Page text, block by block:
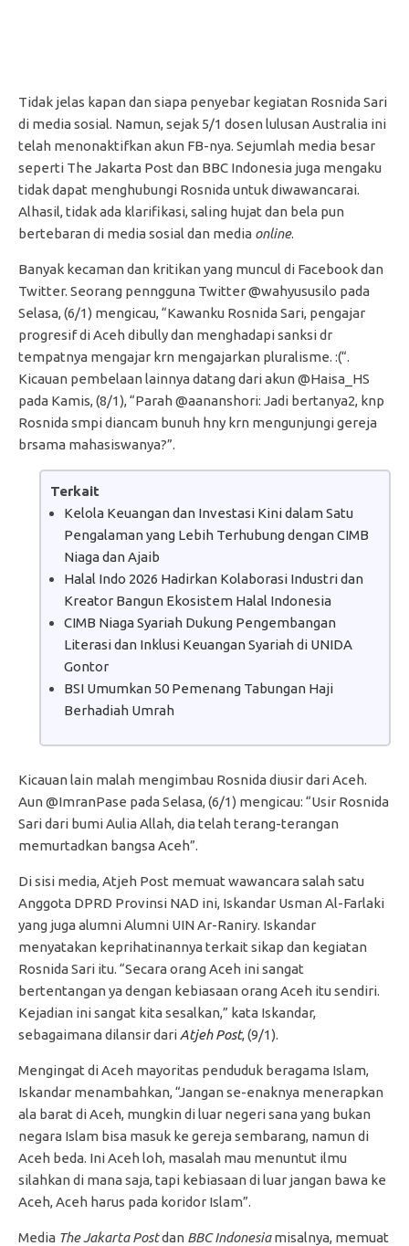
Tidak jelas kapan dan siapa penyebar kegiatan Rosnida Sari
di media sosial. Namun, sejak 5/1 dosen lulusan Australia ini
telah menonaktifkan akun FB-nya. Sejumlah media besar
seperti The Jakarta Post dan BBC Indonesia juga mengaku
tidak dapat menghubungi Rosnida untuk diwawancarai.
Alhasil, tidak ada klarifikasi, saling hujat dan bela pun
bertebaran di media sosial dan media online.
Banyak kecaman dan kritikan yang muncul di Facebook dan
Twitter. Seorang penngguna Twitter ‏@wahyususilo pada
Selasa, (6/1) mengicau, “Kawanku Rosnida Sari, pengajar
progresif di Aceh dibully dan menghadapi sanksi dr
tempatnya mengajar krn mengajarkan pluralisme. :(“.
Kicauan pembelaan lainnya datang dari akun ‏@Haisa_HS
pada Kamis, (8/1), “Parah @aananshori: Jadi bertanya2, knp
Rosnida smpi diancam bunuh hny krn mengunjungi gereja
brsama mahasiswanya?”.
Terkait
Kelola Keuangan dan Investasi Kini dalam Satu
Pengalaman yang Lebih Terhubung dengan CIMB
Niaga dan Ajaib
Halal Indo 2026 Hadirkan Kolaborasi Industri dan
Kreator Bangun Ekosistem Halal Indonesia
CIMB Niaga Syariah Dukung Pengembangan
Literasi dan Inklusi Keuangan Syariah di UNIDA
Gontor
BSI Umumkan 50 Pemenang Tabungan Haji
Berhadiah Umrah
Kicauan lain malah mengimbau Rosnida diusir dari Aceh.
Aun ‏@ImranPase pada Selasa, (6/1) mengicau: “Usir Rosnida
Sari dari bumi Aulia Allah, dia telah terang-terangan
memurtadkan bangsa Aceh”.
Di sisi media, Atjeh Post memuat wawancara salah satu
Anggota DPRD Provinsi NAD ini, Iskandar Usman Al-Farlaki
yang juga alumni Alumni UIN Ar-Raniry. Iskandar
menyatakan keprihatinannya terkait sikap dan kegiatan
Rosnida Sari itu. “Secara orang Aceh ini sangat
bertentangan ya dengan kebiasaan orang Aceh itu sendiri.
Kejadian ini sangat kita sesalkan,” kata Iskandar,
sebagaimana dilansir dari Atjeh Post, (9/1).
Mengingat di Aceh mayoritas penduduk beragama Islam,
Iskandar menambahkan, “Jangan se-enaknya menerapkan
ala barat di Aceh, mungkin di luar negeri sana yang bukan
negara Islam bisa masuk ke gereja sembarang, namun di
Aceh beda. Ini Aceh loh, masalah mau menuntut ilmu
silahkan di mana saja, tapi kebiasaan di luar jangan bawa ke
Aceh, Aceh harus pada koridor Islam”.
Media The Jakarta Postdan BBC Indonesiamisalnya, memuat